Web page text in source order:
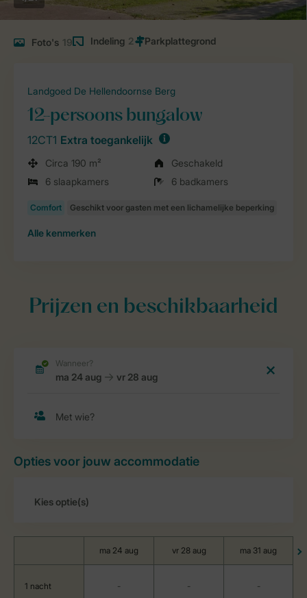
Foto's 19 Indeling 2
Landgoed De Hellendoornse Berg
12-persoons bungalow
12CT1 Extra toegankelijk
Circa 190 m²
Geschakeld
6 slaapkamers
6 badkamers
Alle kenmerken
Prijzen en beschikbaarheid
Opties voor jouw accommodatie
ma 24 aug vr 28 aug ma 31 aug
1 nacht - - -